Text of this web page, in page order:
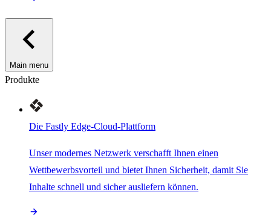
Main menu
Produkte
Die Fastly Edge-Cloud-Plattform
Unser modernes Netzwerk verschafft Ihnen einen
Wettbewerbsvorteil und bietet Ihnen Sicherheit, damit Sie
Inhalte schnell und sicher ausliefern können.